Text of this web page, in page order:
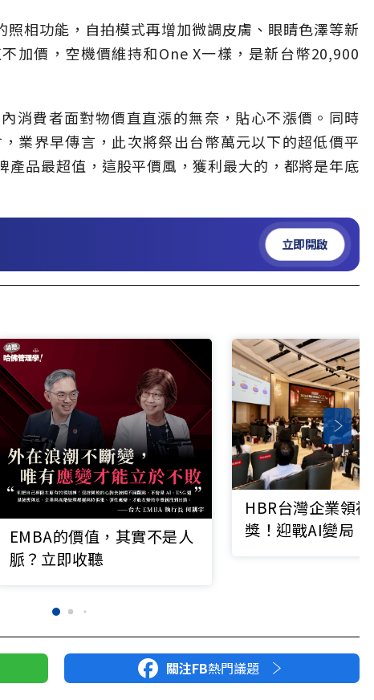
相功能，自拍模式再增加微調皮膚、眼睛色澤等新
加價，空機價維持和One X一樣，是新台幣20,900
消費者面對物價直直漲的無奈，貼心不漲價。同時
業界早傳言，此次將祭出台幣萬元以下的超低價平
產品最超值，這股平價風，獲利最大的，都將是年底
立即開啟
EMBA的價值，其實不是人
脈？立即收聽
HBR台灣企業領
獎！迎戰AI變局
關注FB熱門議題